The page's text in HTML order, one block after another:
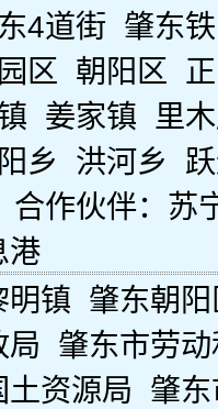
4道街 肇东
区 朝阳区
姜家镇
里
乡 洪河乡
作伙伴： 苏
港
明镇 肇东朝
局 肇东市劳
土资源局 肇